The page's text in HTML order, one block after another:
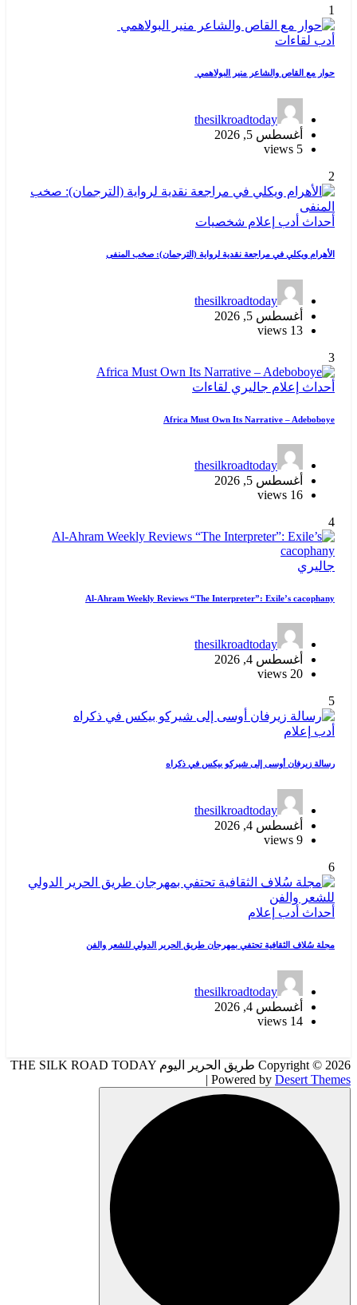
1
أدب لقاءات
حوار مع القاص والشاعر منير البولاهمي
thesilkroadtoday
أغسطس 5, 2026
5 views
2
أحداث أدب إعلام شخصيات
الأهرام ويكلي في مراجعة نقدية لرواية (الترجمان): صخب المنفى
thesilkroadtoday
أغسطس 5, 2026
13 views
3
أحداث إعلام جاليري لقاءات
Africa Must Own Its Narrative – Adeboboye
thesilkroadtoday
أغسطس 5, 2026
16 views
4
جاليري
Al-Ahram Weekly Reviews “The Interpreter”: Exile’s cacophany
thesilkroadtoday
أغسطس 4, 2026
20 views
5
أدب إعلام
رسالة زيرفان أوسى إلى شيركو بيكس في ذكراه
thesilkroadtoday
أغسطس 4, 2026
9 views
6
أحداث أدب إعلام
مجلة سُلاف الثقافية تحتفي بمهرجان طريق الحرير الدولي للشعر والفن
thesilkroadtoday
أغسطس 4, 2026
14 views
Copyright © 2026 طريق الحرير اليوم THE SILK ROAD TODAY
| Powered by Desert Themes